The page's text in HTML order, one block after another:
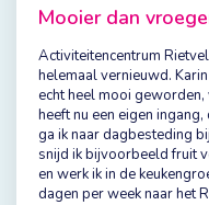
Mooier dan
Activiteitencentrum
helemaal vernieuwd.
echt heel mooi
heeft nu een eigen
ga ik naar dagbesteding
snijd ik bijvoorbeeld fruit
en werk ik in de
dagen per week naar het